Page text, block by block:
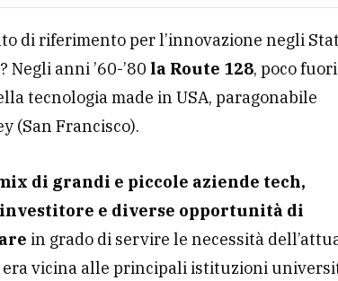
di riferimento per l’innovazione negli
Negli anni ’60-’80 la Route 128, poco fuori
tecnologia made in USA, paragonabile
(San Francisco).
di grandi e piccole aziende tech,
e diverse opportunità di
in grado di servire le necessità
era vicina alle principali istituzioni